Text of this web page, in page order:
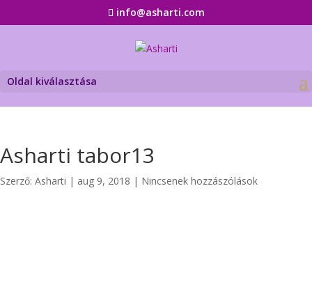
info@asharti.com
Oldal kiválasztása
Asharti tabor13
Szerző: Asharti | aug 9, 2018 | Nincsenek hozzászólások